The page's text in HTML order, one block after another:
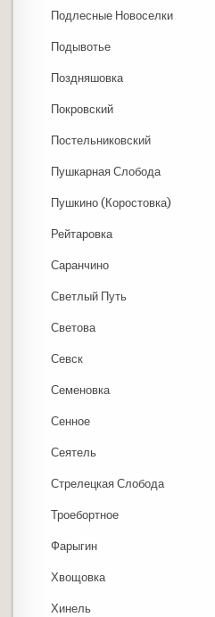
Подлесные Новоселки
Подывотье
Поздняшовка
Покровский
Постельниковский
Пушкарная Слобода
Пушкино (Коростовка)
Рейтаровка
Саранчино
Светлый Путь
Светова
Севск
Семеновка
Сенное
Сеятель
Стрелецкая Слобода
Троебортное
Фарыгин
Хвощовка
Хинель